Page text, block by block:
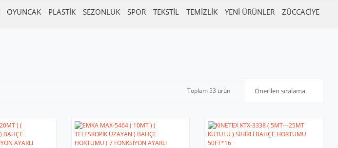
OYUNCAK PLASTİK SEZONLUK SPOR TEKSTİL TEMİZLİK YENİ ÜRÜNLER ZÜCCACİYE
Toplam 53 ürün